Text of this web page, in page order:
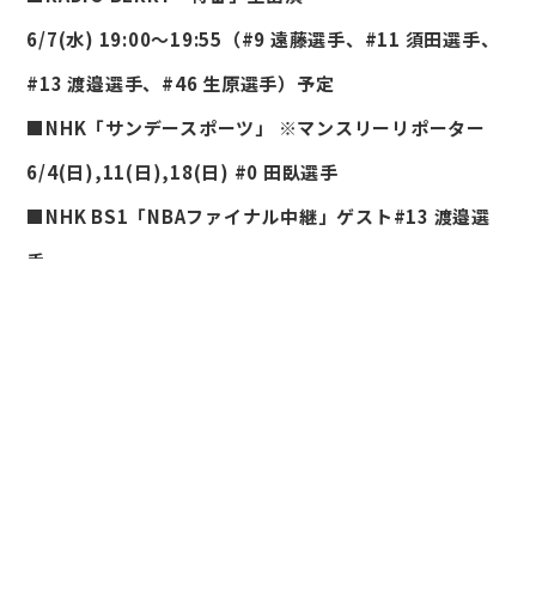
6/7(水) 19:00～19:55（#9 遠藤選手、#11 須田選手、
#13 渡邉選手、#46 生原選手）予定
■NHK「サンデースポーツ」 ※マンスリーリポーター
6/4(日),11(日),18(日) #0 田臥選手
■NHK BS1「NBAファイナル中継」ゲスト#13 渡邉選
手